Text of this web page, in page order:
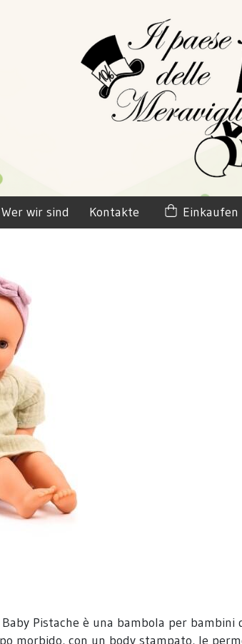
Wer wir sind Kontakte Einkaufen
Pistache è una bambola per
morbido, con un body stampato, le